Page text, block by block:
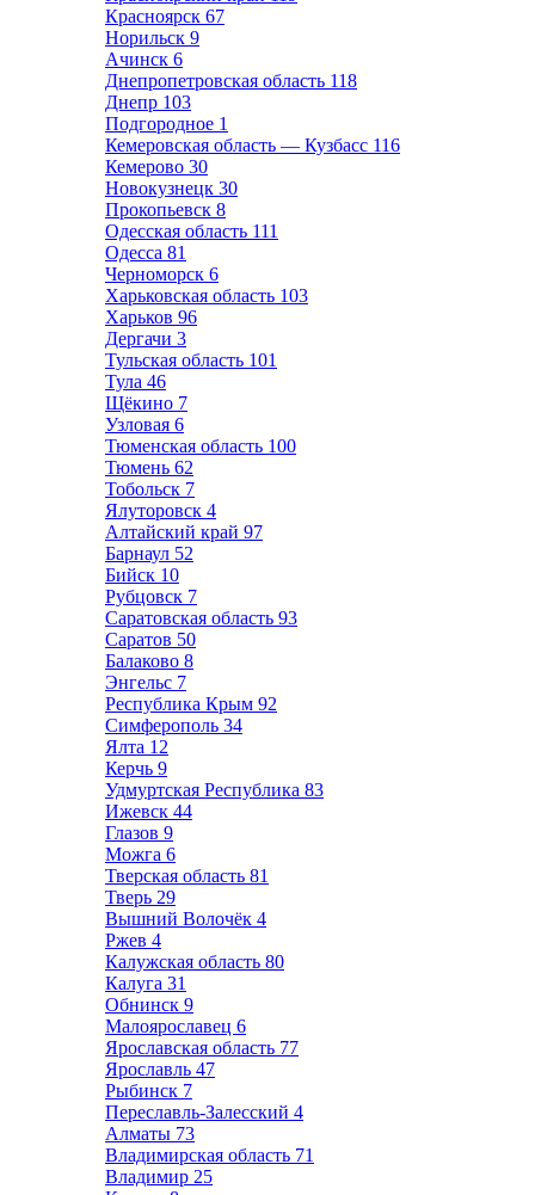
Красноярск 67
Норильск 9
Ачинск 6
Днепропетровская область 118
Днепр 103
Подгородное 1
Кемеровская область — Кузбасс 116
Кемерово 30
Новокузнецк 30
Прокопьевск 8
Одесская область 111
Одесса 81
Черноморск 6
Харьковская область 103
Харьков 96
Дергачи 3
Тульская область 101
Тула 46
Щёкино 7
Узловая 6
Тюменская область 100
Тюмень 62
Тобольск 7
Ялуторовск 4
Алтайский край 97
Барнаул 52
Бийск 10
Рубцовск 7
Саратовская область 93
Саратов 50
Балаково 8
Энгельс 7
Республика Крым 92
Симферополь 34
Ялта 12
Керчь 9
Удмуртская Республика 83
Ижевск 44
Глазов 9
Можга 6
Тверская область 81
Тверь 29
Вышний Волочёк 4
Ржев 4
Калужская область 80
Калуга 31
Обнинск 9
Малоярославец 6
Ярославская область 77
Ярославль 47
Рыбинск 7
Переславль-Залесский 4
Алматы 73
Владимирская область 71
Владимир 25